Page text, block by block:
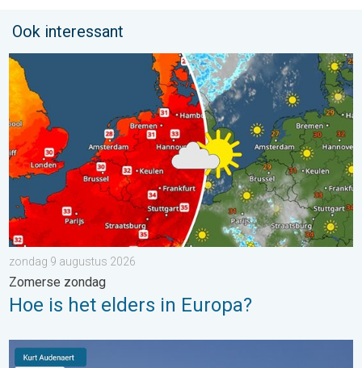
Ook interessant
Hoe is het elders in Europa?. Zomerse zondag. . . zondag 9
zondag 9 augustus 2026
Zomerse zondag
Hoe is het elders in Europa?
Stuur jouw weerfoto van de week!. Weer&Radar Uploader. . .